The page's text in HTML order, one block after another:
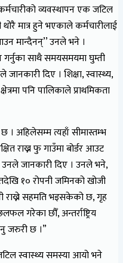
व्यवस्थापन एक जटिल
मात्र हुने भएकाले कर्मचारीलाई
मान्दैनन्’’ उनले भने ।
गर्नुका साथै समयसमयमा घुम्ती
दिए । शिक्षा, स्वास्थ्य,
पनि पालिकाले प्राथमिकता
छ । अहिलेसम्म त्यहाँ सीमास्तम्भ
राख्न फु गाउँमा बोर्डर आउट
जानकारी दिए । उनले भने,
१० रोपनी जमिनको खोजी
सहमति भइसकेको छ, गृह
गरेका छौँ, अन्तर्राष्ट्रिय
जरुरी छ ।”
स्वास्थ्य समस्या आयो भने